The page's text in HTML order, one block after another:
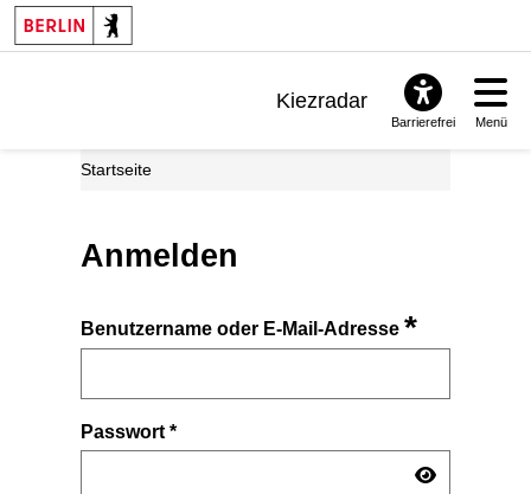
Kiezradar
Barrierefrei Menü
Startseite
Anmelden
Benutzername oder E-Mail-Adresse*
Passwort*